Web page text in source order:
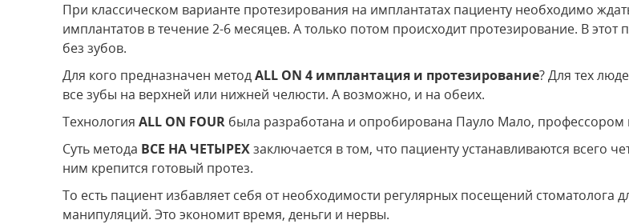
При классическом варианте протезирования на имплантатах пациенту необходимо
имплантатов в течение 2-6 месяцев. А только потом происходит протезирование. В этот
без зубов.
Для кого предназначен методALL ON 4 имплантация и протезирование? Для тех
все зубы на верхней или нижней челюсти. А возможно, и на обеих.
Технология ALL ON FOUR была разработана и опробирована Пауло Мало, профессором
Суть метода ВСЕ НА ЧЕТЫРЕХзаключается в том, что пациенту устанавливаются всего
ним крепится готовый протез.
То есть пациент избавляет себя от необходимости регулярных посещений стоматолога
манипуляций. Это экономит время, деньги и нервы.